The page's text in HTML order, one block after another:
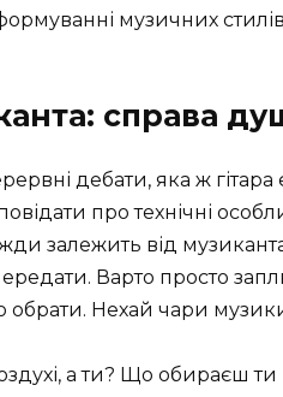
музичних
справа
дебати, яка ж
про технічні
залежить від
Варто просто
обрати. Нехай чари
а ти? Що обираєш